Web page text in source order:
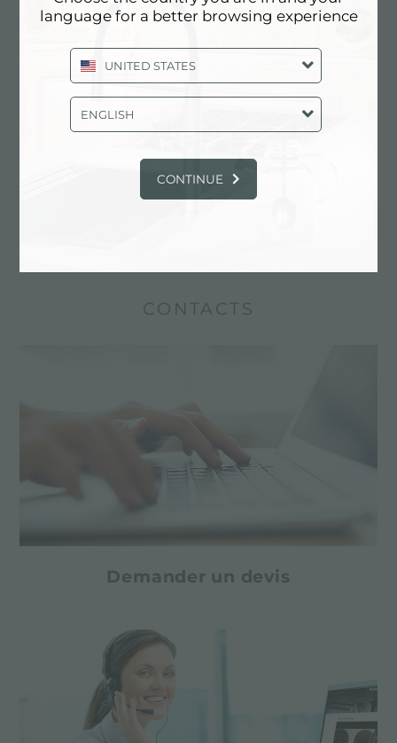
​​Tous les éviers Foster ont été conçus avec la
possibilité d'intégrer un deuxième ou un
troisième trou en plus du traditionnel trou unique.
Dans les dessins techniques, les trous de
robinetterie prévus de série sont représentés par
une ligne continue, tandis que les positions des
éventuels trous optionnels, utiles pour l'insertion
CONTACTS
Demander un devis
language for a better browsing experience
UNITED STATES
ENGLISH
CONTINUE